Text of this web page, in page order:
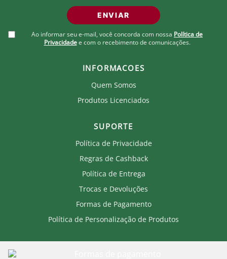
ENVIAR
Ao informar seu e-mail, você concorda com nossa Política de
Privacidade e com o recebimento de comunicações.
INFORMACOES
Quem Somos
Produtos Licenciados
SUPORTE
Política de Privacidade
Regras de Cashback
Política de Entrega
Trocas e Devoluções
Formas de Pagamento
Política de Personalização de Produtos